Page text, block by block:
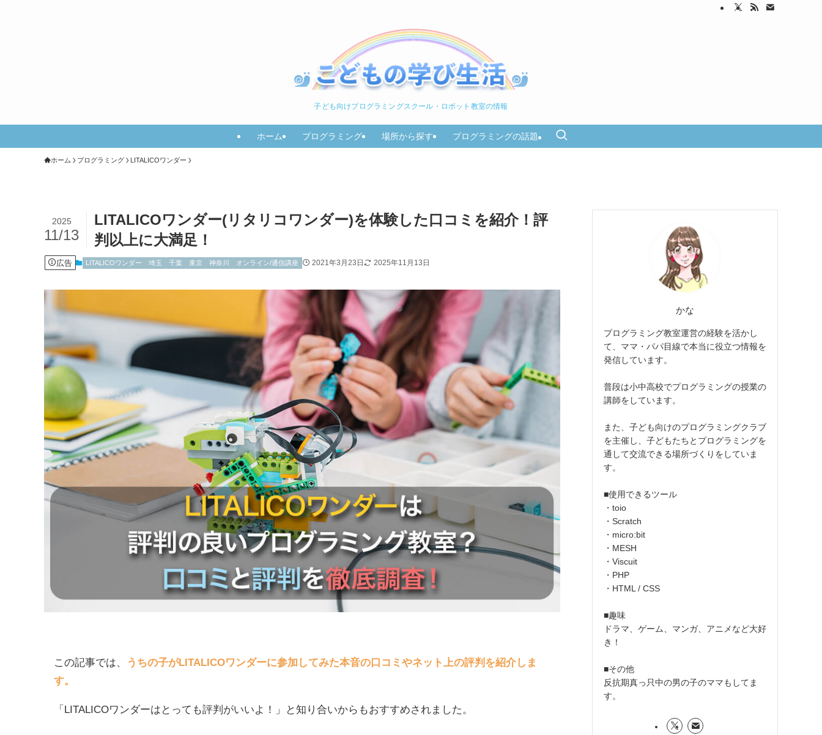
子ども向けプログラミングスクール・ロボット教室の情報
ホーム プログラミング 場所から探す プログラミングの話題
ホーム プログラミング LITALICOワンダー
LITALICOワンダー(リタリコワンダー)を体験した口コミを紹介！評
判以上に大満足！
2025
11/13
広告 LITALICOワンダー 埼玉 千葉 東京 神奈川 オンライン/通信講座 2021年3月23日 2025年11月13日
この記事では、
うちの子がLITALICOワンダーに参加してみた本音の口コミやネット上の評判を紹介しま
す。
「LITALICOワンダーはとっても評判がいいよ！」と知り合いからもおすすめされました。
かな
プログラミング教室運営の経験を活かし
て、ママ・パパ目線で本当に役立つ情報を
発信しています。
普段は小中高校でプログラミングの授業の
講師をしています。
また、子ども向けのプログラミングクラブ
を主催し、子どもたちとプログラミングを
通して交流できる場所づくりをしていま
す。
■使用できるツール
・toio
・Scratch
・micro:bit
・MESH
・Viscuit
・PHP
・HTML / CSS
■趣味
ドラマ、ゲーム、マンガ、アニメなど大好
き！
■その他
反抗期真っ只中の男の子のママもしてま
す。